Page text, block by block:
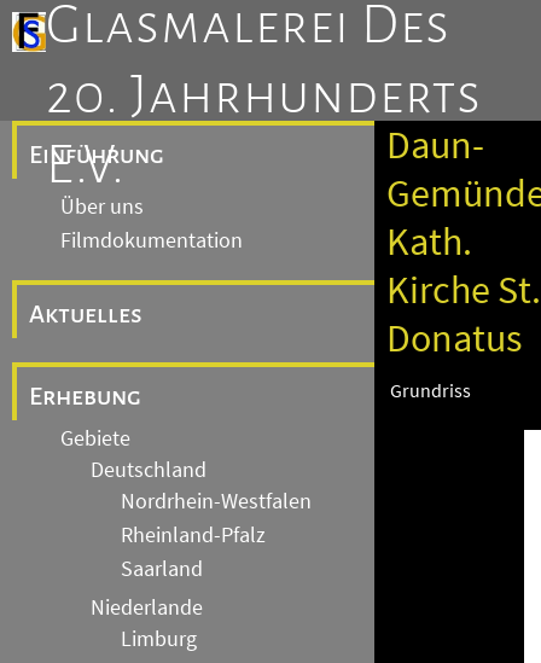
Glasmalerei Des
20. Jahrhunderts
E.V.
Einführung
Über uns
Filmdokumentation
Aktuelles
Erhebung
Gebiete
Deutschland
Nordrhein-Westfalen
Rheinland-Pfalz
Saarland
Niederlande
Limburg
Daun-
Kath.
Kirche St.
Donatus
Grundriss